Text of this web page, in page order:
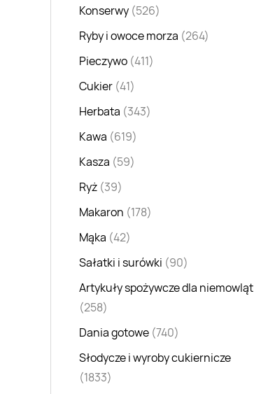
Konserwy (526)
Ryby i owoce morza (264)
Pieczywo (411)
Cukier (41)
Herbata (343)
Kawa (619)
Kasza (59)
Ryż (39)
Makaron (178)
Mąka (42)
Sałatki i surówki (90)
Artykuły spożywcze dla niemowląt
(258)
Dania gotowe (740)
Słodycze i wyroby cukiernicze
(1833)